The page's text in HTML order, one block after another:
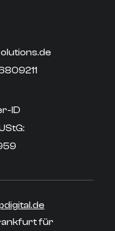
ID
für